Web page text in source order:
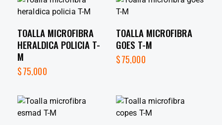
TOALLA MICROFIBRA
HERALDICA POLICIA T-
M
$75,000
TOALLA MICROFIBRA
GOES T-M
$75,000